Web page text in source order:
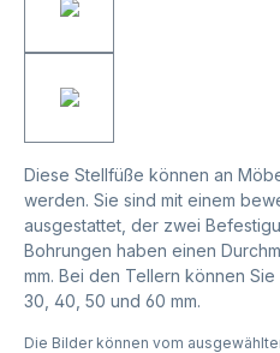
Diese Stellfüße können an
werden. Sie sind mit einem
ausgestattet, der zwei
Bohrungen haben einen
mm. Bei den Tellern können
30, 40, 50 und 60 mm.
Die Bilder können vom